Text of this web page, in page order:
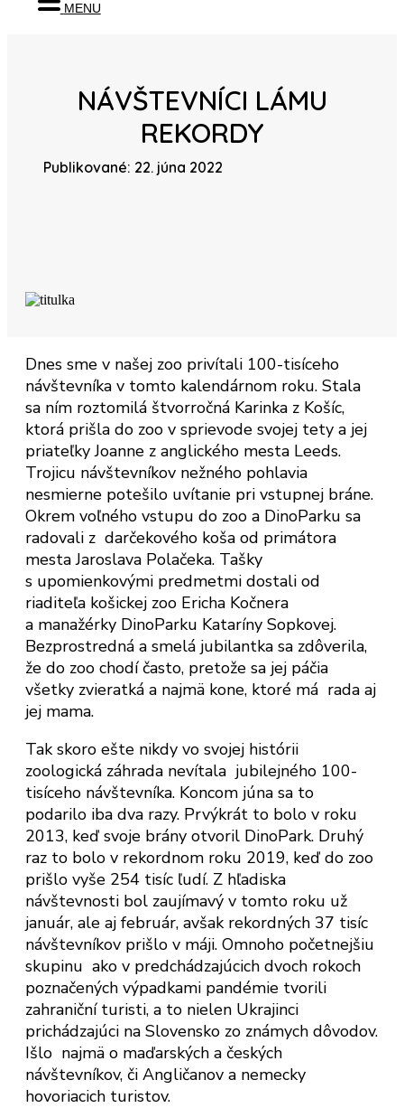
MENU
NÁVŠTEVNÍCI LÁMU
REKORDY
Publikované: 22. júna 2022
Dnes sme v našej zoo privítali 100-tisíceho
návštevníka v tomto kalendárnom roku. Stala
sa ním roztomilá štvorročná Karinka z Košíc,
ktorá prišla do zoo v sprievode svojej tety a jej
priateľky Joanne z anglického mesta Leeds.
Trojicu návštevníkov nežného pohlavia
nesmierne potešilo uvítanie pri vstupnej bráne.
Okrem voľného vstupu do zoo a DinoParku sa
radovali z darčekového koša od primátora
mesta Jaroslava Polačeka. Tašky
s upomienkovými predmetmi dostali od
riaditeľa košickej zoo Ericha Kočnera
a manažérky DinoParku Kataríny Sopkovej.
Bezprostredná a smelá jubilantka sa zdôverila,
že do zoo chodí často, pretože sa jej páčia
všetky zvieratká a najmä kone, ktoré má rada aj
jej mama.
Tak skoro ešte nikdy vo svojej histórii
zoologická záhrada nevítala jubilejného 100-
tisíceho návštevníka. Koncom júna sa to
podarilo iba dva razy. Prvýkrát to bolo v roku
2013, keď svoje brány otvoril DinoPark. Druhý
raz to bolo v rekordnom roku 2019, keď do zoo
prišlo vyše 254 tisíc ľudí. Z hľadiska
návštevnosti bol zaujímavý v tomto roku už
január, ale aj február, avšak rekordných 37 tisíc
návštevníkov prišlo v máji. Omnoho početnejšiu
skupinu ako v predchádzajúcich dvoch rokoch
poznačených výpadkami pandémie tvorili
zahraniční turisti, a to nielen Ukrajinci
prichádzajúci na Slovensko zo známych dôvodov.
Išlo najmä o maďarských a českých
návštevníkov, či Angličanov a nemecky
hovoriacich turistov.